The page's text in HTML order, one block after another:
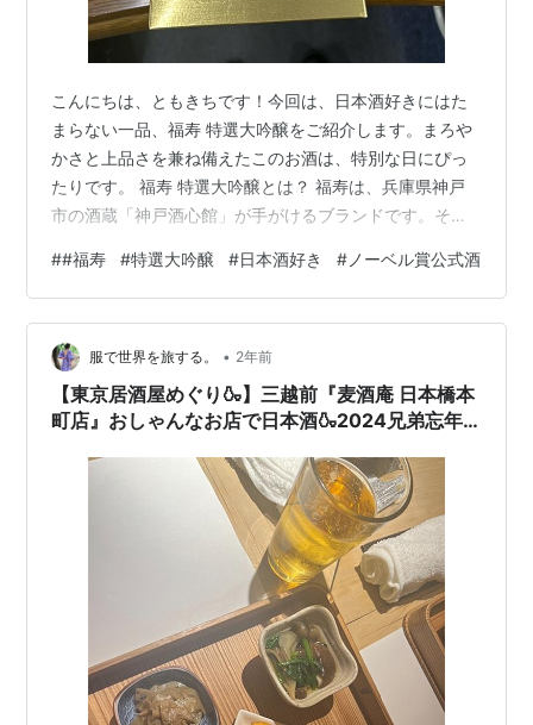
こんにちは、ともきちです！今回は、日本酒好きにはた
まらない一品、福寿 特選大吟醸をご紹介します。まろや
かさと上品さを兼ね備えたこのお酒は、特別な日にぴっ
たりです。 福寿 特選大吟醸とは？ 福寿は、兵庫県神戸
市の酒蔵「神戸酒心館」が手がけるブランドです。その
前の通り、贅沢な仕込みで作られた特別な大吟醸酒で
す。 原料米：兵庫県産の山田錦 精米歩合：50%（お米を
半分まで磨き上げる贅沢さ） アルコール度数：15度 味わ
い：フルーティーで繊細な香りと、口当たりの良いキレ
が特徴。 また、福寿は2008年にノーベル賞公式晩餐会の
乾杯酒としても採用され、その…
##福寿 #特選大吟醸 #日本酒好き # ノーベル賞公式酒
服で世界を旅する。 • 2年前
【東京居酒屋めぐり🍶】三越前『麦酒庵 日本橋本
町店』おしゃんなお店で日本酒🍶2024兄弟忘年